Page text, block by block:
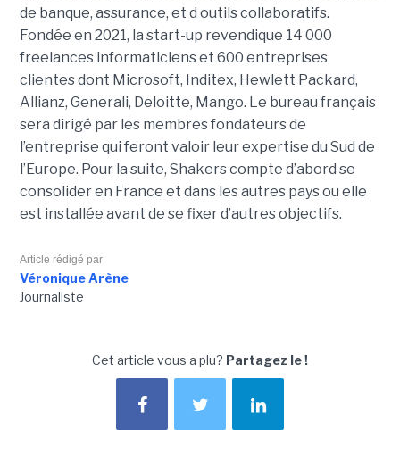
de banque, assurance, et d outils collaboratifs.
Fondée en 2021, la start-up revendique 14 000
freelances informaticiens et 600 entreprises
clientes dont Microsoft, Inditex, Hewlett Packard,
Allianz, Generali, Deloitte, Mango. Le bureau français
sera dirigé par les membres fondateurs de
l’entreprise qui feront valoir leur expertise du Sud de
l’Europe. Pour la suite, Shakers compte d’abord se
consolider en France et dans les autres pays ou elle
est installée avant de se fixer d’autres objectifs.
Article rédigé par
Véronique Arène
Journaliste
Cet article vous a plu? Partagez le !